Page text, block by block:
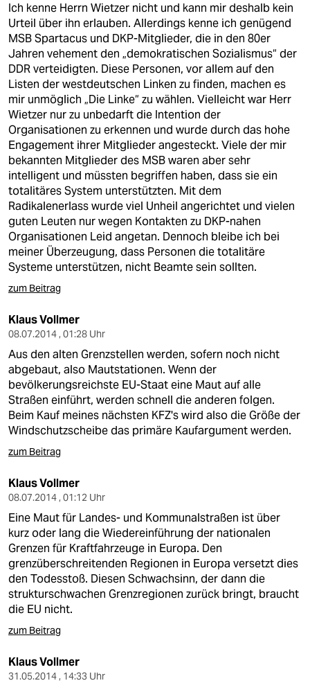
Ich kenne Herrn Wietzer nicht und kann mir deshalb kein
Urteil über ihn erlauben. Allerdings kenne ich genügend
MSB Spartacus und DKP-Mitglieder, die in den 80er
Jahren vehement den „demokratischen Sozialismus“ der
DDR verteidigten. Diese Personen, vor allem auf den
Listen der westdeutschen Linken zu finden, machen es
mir unmöglich „Die Linke“ zu wählen. Vielleicht war Herr
Wietzer nur zu unbedarft die Intention der
Organisationen zu erkennen und wurde durch das hohe
Engagement ihrer Mitglieder angesteckt. Viele der mir
bekannten Mitglieder des MSB waren aber sehr
intelligent und müssten begriffen haben, dass sie ein
totalitäres System unterstützten. Mit dem
Radikalenerlass wurde viel Unheil angerichtet und vielen
guten Leuten nur wegen Kontakten zu DKP-nahen
Organisationen Leid angetan. Dennoch bleibe ich bei
meiner Überzeugung, dass Personen die totalitäre
Systeme unterstützen, nicht Beamte sein sollten.
zum Beitrag
Klaus Vollmer
08.07.2014 , 01:28 Uhr
Aus den alten Grenzstellen werden, sofern noch nicht
abgebaut, also Mautstationen. Wenn der
bevölkerungsreichste EU-Staat eine Maut auf alle
Straßen einführt, werden schnell die anderen folgen.
Beim Kauf meines nächsten KFZ's wird also die Größe der
Windschutzscheibe das primäre Kaufargument werden.
zum Beitrag
Klaus Vollmer
08.07.2014 , 01:12 Uhr
Eine Maut für Landes- und Kommunalstraßen ist über
kurz oder lang die Wiedereinführung der nationalen
Grenzen für Kraftfahrzeuge in Europa. Den
grenzüberschreitenden Regionen in Europa versetzt dies
den Todesstoß. Diesen Schwachsinn, der dann die
strukturschwachen Grenzregionen zurück bringt, braucht
die EU nicht.
zum Beitrag
Klaus Vollmer
31.05.2014 , 14:33 Uhr